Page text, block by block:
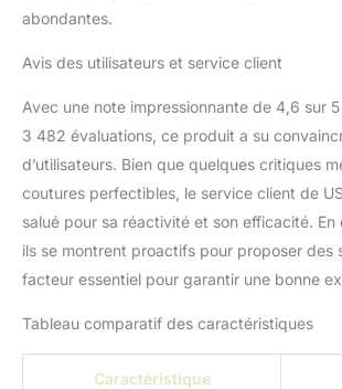
abondantes.
Avis des utilisateurs et service client
Avec une note impressionnante de 4,6 sur
3 482 évaluations, ce produit a su
d’utilisateurs. Bien que quelques critiques
coutures perfectibles, le service client de
salué pour sa réactivité et son efficacité. En
ils se montrent proactifs pour proposer des
facteur essentiel pour garantir une bonne
Tableau comparatif des caractéristiques
Caractéristique